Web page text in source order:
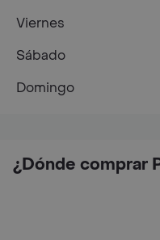
¿Dónde comprar
Viernes
Sábado
Domingo